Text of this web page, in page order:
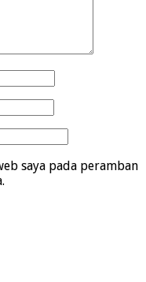
saya pada peramban